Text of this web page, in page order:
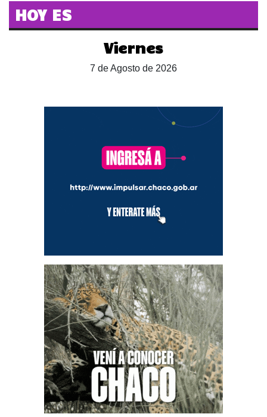
HOY ES
Viernes
7 de Agosto de 2026